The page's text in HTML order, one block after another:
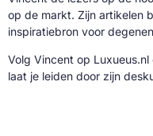
op de markt. Zijn artikelen
inspiratiebron voor
Volg Vincent op
laat je leiden door zijn